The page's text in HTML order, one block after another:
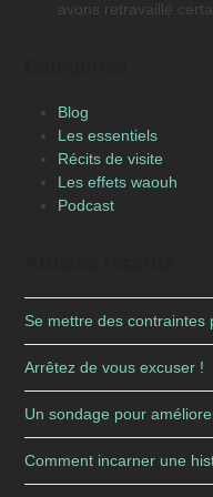
avons retravaillé
Blog
Les essentiels
Récits de visite
Les effets waouh
Podcast
Se mettre des contraintes
Arrêtez de vous excuser !
Un sondage pour
Comment incarner une